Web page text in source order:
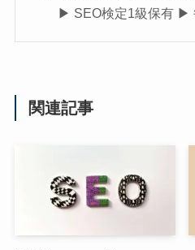
▶︎ SEO検定1級保有 ▶︎
関連記事